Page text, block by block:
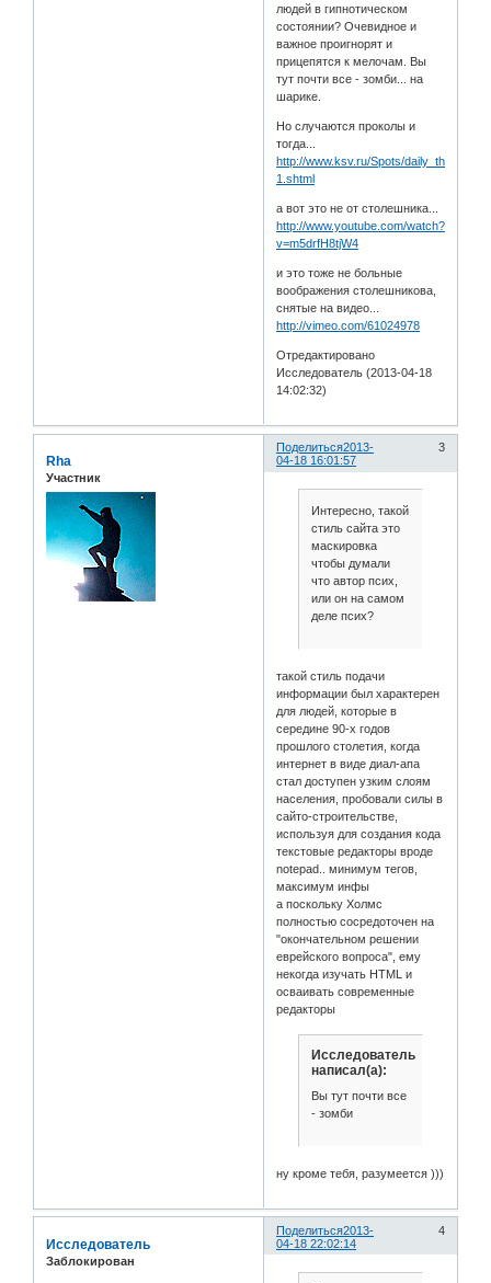
людей в гипнотическом
состоянии? Очевидное и
важное проигнорят и
прицепятся к мелочам. Вы
тут почти все - зомби... на
шарике.
Но случаются проколы и
тогда...
http://www.ksv.ru/Spots/daily_thoughts/
1.shtml
а вот это не от столешника...
http://www.youtube.com/watch?
v=m5drfH8tjW4
и это тоже не больные
воображения столешникова,
снятые на видео...
http://vimeo.com/61024978
Отредактировано
Исследователь (2013-04-18
14:02:32)
Поделиться 3
2013-
04-18 16:01:57
Rha
Участник
Интересно, такой
стиль сайта это
маскировка
чтобы думали
что автор псих,
или он на самом
деле псих?
такой стиль подачи
информации был характерен
для людей, которые в
середине 90-х годов
прошлого столетия, когда
интернет в виде диал-апа
стал доступен узким слоям
населения, пробовали силы в
сайто-строительстве,
используя для создания кода
текстовые редакторы вроде
notepad.. минимум тегов,
максимум инфы
а поскольку Холмс
полностью сосредоточен на
"окончательном решении
еврейского вопроса", ему
некогда изучать HTML и
осваивать современные
редакторы
Исследователь
написал(а):
Вы тут почти все
- зомби
ну кроме тебя, разумеется )))
Поделиться 4
2013-
04-18 22:02:14
Исследователь
Заблокирован